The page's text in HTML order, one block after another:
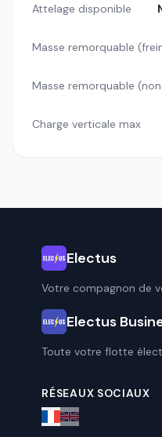
Attelage disponible
Masse remorquable
Masse remorquable
Charge verticale max
Electus
Votre compagnon de
Electus
Toute votre flotte
RÉSEAUX SOCIAUX